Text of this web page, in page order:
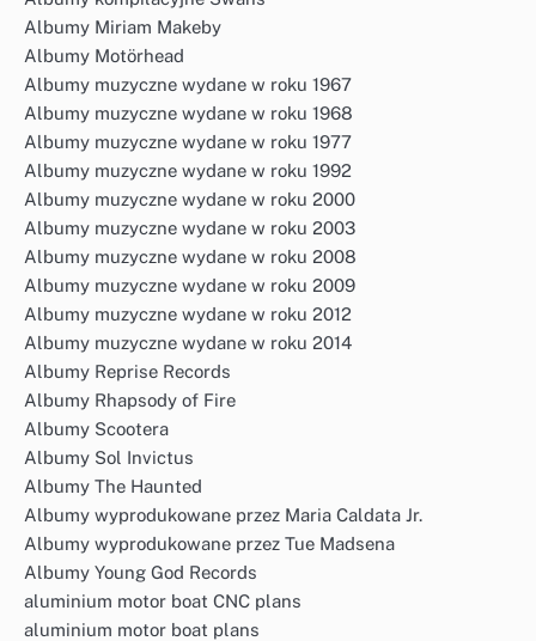
Albumy Miriam Makeby
Albumy Motörhead
Albumy muzyczne wydane w roku 1967
Albumy muzyczne wydane w roku 1968
Albumy muzyczne wydane w roku 1977
Albumy muzyczne wydane w roku 1992
Albumy muzyczne wydane w roku 2000
Albumy muzyczne wydane w roku 2003
Albumy muzyczne wydane w roku 2008
Albumy muzyczne wydane w roku 2009
Albumy muzyczne wydane w roku 2012
Albumy muzyczne wydane w roku 2014
Albumy Reprise Records
Albumy Rhapsody of Fire
Albumy Scootera
Albumy Sol Invictus
Albumy The Haunted
Albumy wyprodukowane przez Maria Caldata Jr.
Albumy wyprodukowane przez Tue Madsena
Albumy Young God Records
aluminium motor boat CNC plans
aluminium motor boat plans